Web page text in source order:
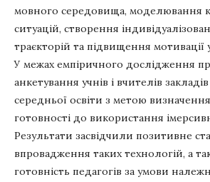
мовного середовища, моделювання
ситуацій, створення
траєкторій та підвищення мотивації
У межах емпіричного дослідження
анкетування учнів і вчителів
середньої освіти з метою визначення
готовності до використання
Результати засвідчили позитивне
впровадження таких технологій, а
готовність педагогів за умови